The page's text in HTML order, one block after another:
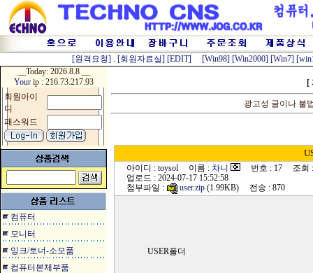
[원격요청] . [회원자료실] [EDIT] [Win98] [Win2000] [Win7]
__Today: 2026.8.8 __
Your ip : 216.73.217.93
회원아이
디
패스워드
컴퓨터
모니터
잉크/토너-소모품
컴퓨터본체부품
[
광고성 글이나 불
아이디 : toysol 이름 : 차니
번호 : 17 조회 :
업로드 : 2024-07-17 15:52:58
첨부파일 :
user.zip(1.99KB) 전송 : 870
USER폴더